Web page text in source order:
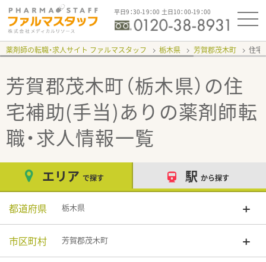
平日9：30-19：00 土日10：00-19：00
薬剤師の転職・求人サイト ファルマスタッフ 栃木県 芳賀郡茂木町 住宅
芳賀郡茂木町（栃木県）の住
宅補助(手当)あり の薬剤師転
職・求人情報一覧
エリア で探す 駅 から探す
都道府県 栃木県
市区町村 芳賀郡茂木町